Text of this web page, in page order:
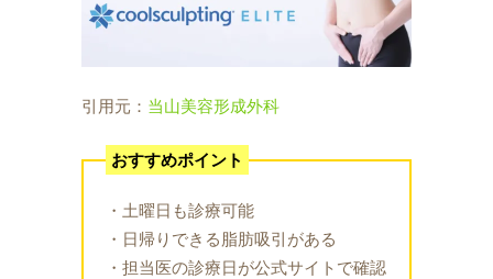
引用元： 当山美容形成外科
おすすめポイント
・土曜日も診療可能
・日帰りできる脂肪吸引がある
・担当医の診療日が公式サイトで確認